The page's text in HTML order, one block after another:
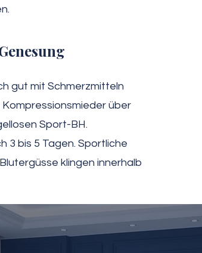
gut mit Schmerzmitteln
über
Sport-BH.
3 bis 5 Tagen. Sportliche
klingen innerhalb